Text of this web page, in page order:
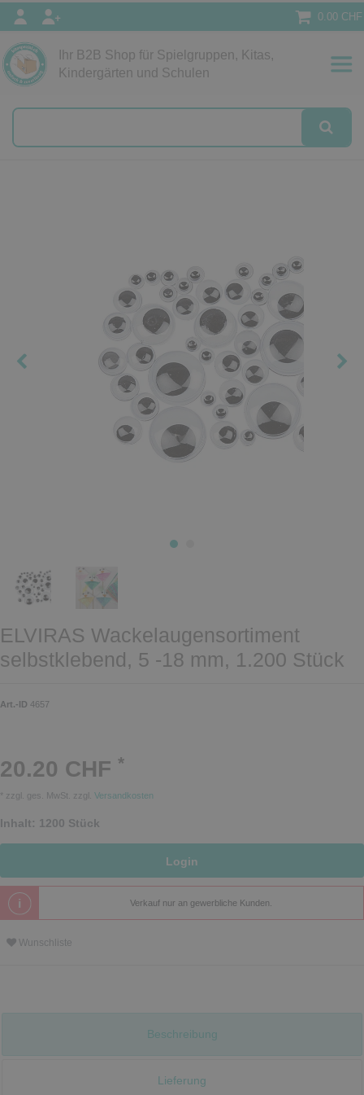
0.00 CHF
Ihr B2B Shop für Spielgruppen, Kitas,
Kindergärten und Schulen
Papeterie
ELVIRAS Wackelaugensortiment
selbstklebend, 5 -18 mm, 1.200 Stück
Art.-ID 4657
20.20 CHF *
* zzgl. ges. MwSt. zzgl. Versandkosten
Inhalt: 1200 Stück
Login
Verkauf nur an gewerbliche Kunden.
Wunschliste
Beschreibung
Lieferung